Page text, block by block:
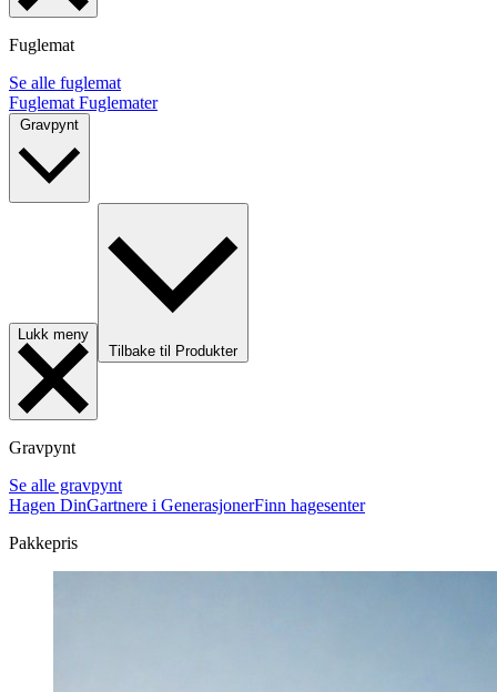
Fuglemat
Se alle fuglemat
Fuglemat Fuglemater
Lukk meny
Tilbake til Produkter
Gravpynt
Se alle gravpynt
Hagen DinGartnere i GenerasjonerFinn hagesenter
Pakkepris